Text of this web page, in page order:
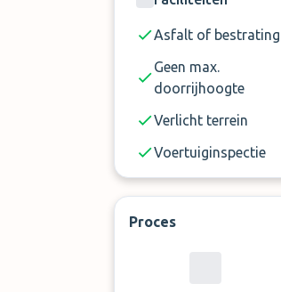
Asfalt of bestrating
Geen max.
doorrijhoogte
Verlicht terrein
Voertuiginspectie
Proces